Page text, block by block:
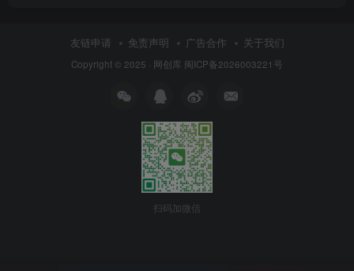
友链申请 免责声明 广告合作 关于我们
Copyright © 2025 · 网创库 闽ICP备2026003221号
扫码加微信